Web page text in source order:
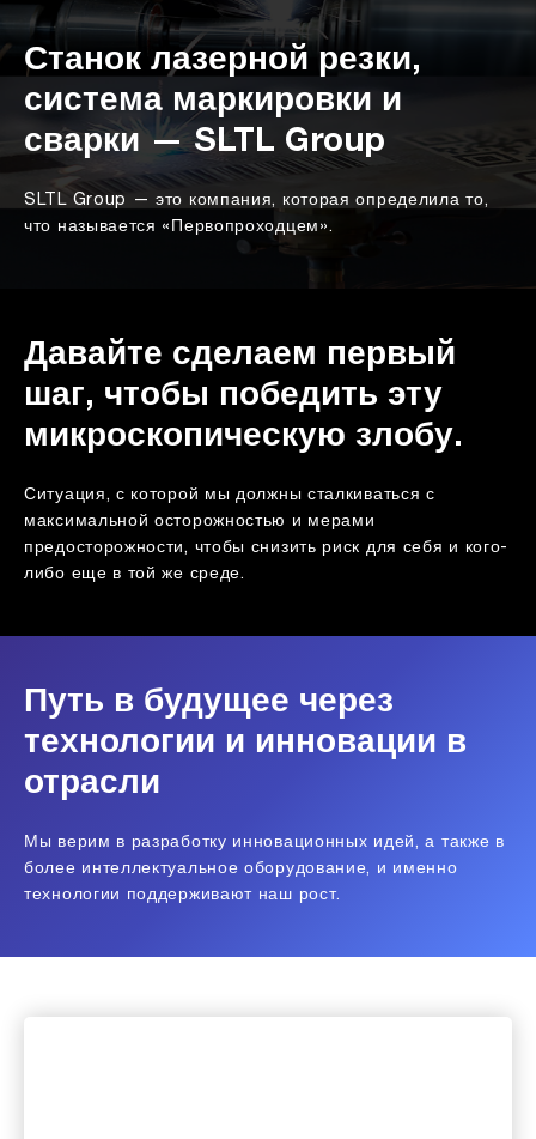
Станок лазерной резки,
система маркировки и
сварки — SLTL Group
SLTL Group — это компания, которая определила то,
что называется «Первопроходцем».
Давайте сделаем первый
шаг, чтобы победить эту
микроскопическую злобу.
Ситуация, с которой мы должны сталкиваться с
максимальной осторожностью и мерами
предосторожности, чтобы снизить риск для себя и кого-
либо еще в той же среде.
Путь в будущее через
технологии и инновации в
отрасли
Мы верим в разработку инновационных идей, а также в
более интеллектуальное оборудование, и именно
технологии поддерживают наш рост.